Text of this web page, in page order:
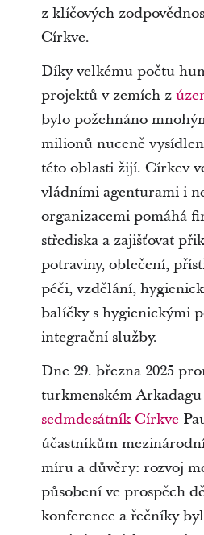
z klíčových
Církve.
Díky velkému počtu
projektů v zemích z
bylo požehnáno
milionů nuceně
této oblasti žijí. Církev
vládními agenturami i
organizacemi pomáhá
střediska a zajišťovat
potraviny, oblečení,
péči, vzdělání,
balíčky s hygienickými
integrační služby.
Dne 29. března 2025
turkmenském Arkadagu
sedmdesátník Církve
účastníkům
míru a důvěry: rozvoj
působení ve prospěch
konference a řečníky